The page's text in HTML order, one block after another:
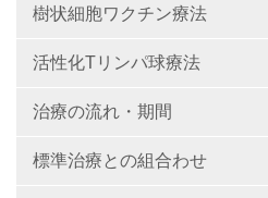
樹状細胞ワクチン療法
活性化Tリンパ球療法
治療の流れ・期間
標準治療との組合わせ